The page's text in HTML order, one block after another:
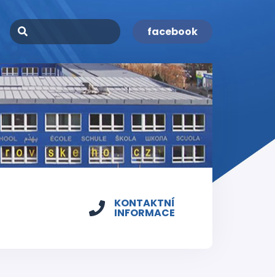
facebook
KONTAKTNÍ
INFORMACE